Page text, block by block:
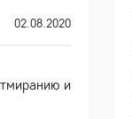
02.08.2020
и